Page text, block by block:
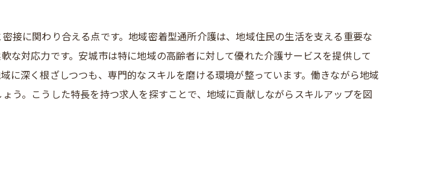
しての成長機会
実感とやりがい
ためのステップ
求人情報を分析
接に関わり合える点です。地域密着型通所介護は、地域住民の生活を支える重要な
な対応力です。安城市は特に地域の高齢者に対して優れた介護サービスを提供して
に深く根ざしつつも、専門的なスキルを磨ける環境が整っています。働きながら地域
う。こうした特長を持つ求人を探すことで、地域に貢献しながらスキルアップを図